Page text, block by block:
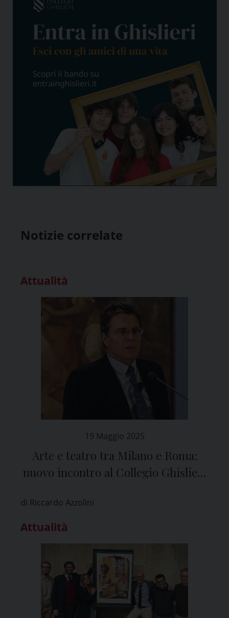
Notizie correlate
Attualità
19 Maggio 2025
Arte e teatro tra Milano e Roma:
nuovo incontro al Collegio Ghislieri
di Riccardo Azzolini
Attualità